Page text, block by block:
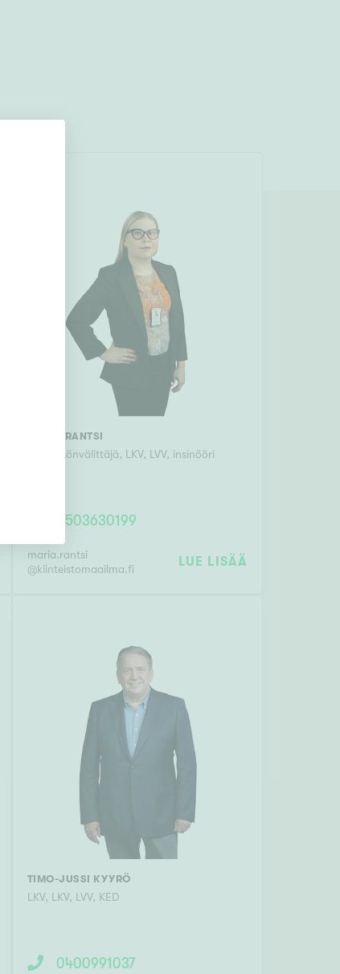
MARIA RANTSI
Kiinteistönvälittäjä, LKV, LVV, insinööri
0503630199
maria.rantsi
@kiinteistomaailma.fi LUE LISÄÄ
TIMO-JUSSI KYYRÖ
LKV, LKV, LVV, KED
0400991037